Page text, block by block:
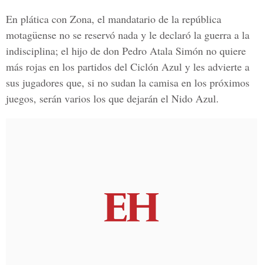
En plática con Zona, el mandatario de la república
motagüense no se reservó nada y le declaró la guerra a la
indisciplina; el hijo de don Pedro Atala Simón no quiere
más rojas en los partidos del Ciclón Azul y les advierte a
sus jugadores que, si no sudan la camisa en los próximos
juegos, serán varios los que dejarán el Nido Azul.